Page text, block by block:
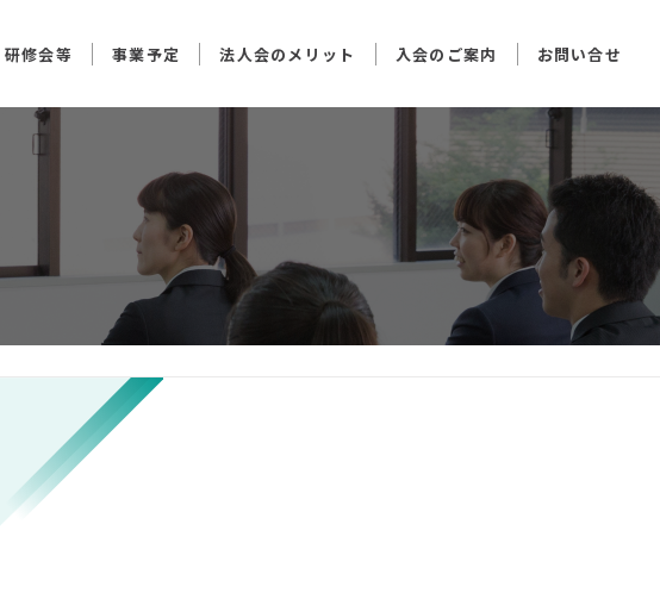
研修会等 事業予定 法人会のメリット 入会のご案内 お問い合せ